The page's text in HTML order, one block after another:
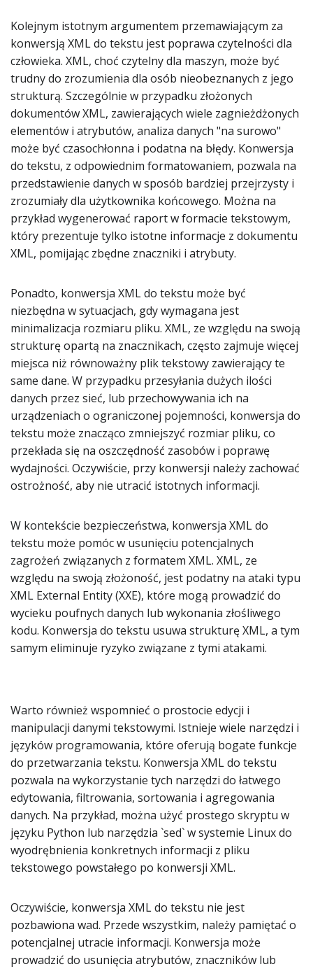
Kolejnym istotnym argumentem przemawiającym za
konwersją XML do tekstu jest poprawa czytelności dla
człowieka. XML, choć czytelny dla maszyn, może być
trudny do zrozumienia dla osób nieobeznanych z jego
strukturą. Szczególnie w przypadku złożonych
dokumentów XML, zawierających wiele zagnieżdżonych
elementów i atrybutów, analiza danych "na surowo"
może być czasochłonna i podatna na błędy. Konwersja
do tekstu, z odpowiednim formatowaniem, pozwala na
przedstawienie danych w sposób bardziej przejrzysty i
zrozumiały dla użytkownika końcowego. Można na
przykład wygenerować raport w formacie tekstowym,
który prezentuje tylko istotne informacje z dokumentu
XML, pomijając zbędne znaczniki i atrybuty.
Ponadto, konwersja XML do tekstu może być
niezbędna w sytuacjach, gdy wymagana jest
minimalizacja rozmiaru pliku. XML, ze względu na swoją
strukturę opartą na znacznikach, często zajmuje więcej
miejsca niż równoważny plik tekstowy zawierający te
same dane. W przypadku przesyłania dużych ilości
danych przez sieć, lub przechowywania ich na
urządzeniach o ograniczonej pojemności, konwersja do
tekstu może znacząco zmniejszyć rozmiar pliku, co
przekłada się na oszczędność zasobów i poprawę
wydajności. Oczywiście, przy konwersji należy zachować
ostrożność, aby nie utracić istotnych informacji.
W kontekście bezpieczeństwa, konwersja XML do
tekstu może pomóc w usunięciu potencjalnych
zagrożeń związanych z formatem XML. XML, ze
względu na swoją złożoność, jest podatny na ataki typu
XML External Entity (XXE), które mogą prowadzić do
wycieku poufnych danych lub wykonania złośliwego
kodu. Konwersja do tekstu usuwa strukturę XML, a tym
samym eliminuje ryzyko związane z tymi atakami.
Warto również wspomnieć o prostocie edycji i
manipulacji danymi tekstowymi. Istnieje wiele narzędzi i
języków programowania, które oferują bogate funkcje
do przetwarzania tekstu. Konwersja XML do tekstu
pozwala na wykorzystanie tych narzędzi do łatwego
edytowania, filtrowania, sortowania i agregowania
danych. Na przykład, można użyć prostego skryptu w
języku Python lub narzędzia `sed` w systemie Linux do
wyodrębnienia konkretnych informacji z pliku
tekstowego powstałego po konwersji XML.
Oczywiście, konwersja XML do tekstu nie jest
pozbawiona wad. Przede wszystkim, należy pamiętać o
potencjalnej utracie informacji. Konwersja może
prowadzić do usunięcia atrybutów, znaczników lub